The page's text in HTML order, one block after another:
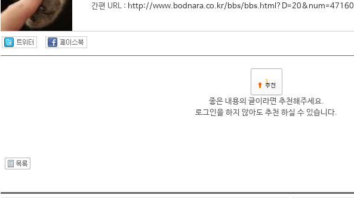
간편 URL : http://www.bodnara.co.kr/bbs/bbs.html?D=20&num=47160
3
좋은 내용의 글이라면 추천해주세요.
로그인을 하지 않아도 추천 하실 수 있습니다.